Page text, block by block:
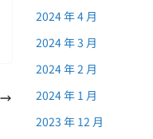
2024 年 4 月
2024 年 3 月
2024 年 2 月
2024 年 1 月
2023 年 12 月